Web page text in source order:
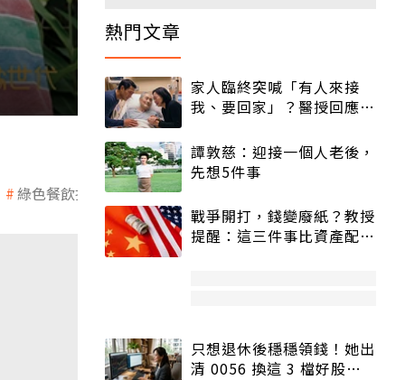
綠色餐飲指南 環保媽媽林淑英
熱門文章
家人臨終突喊「有人來接
我、要回家」？醫授回應方
譚敦慈：迎接一個人老後，
先想5件事
戰爭開打，錢變廢紙？教授
提醒：這三件事比資產配置
只想退休後穩穩領錢！她出
清 0056 換這 3 檔好股：